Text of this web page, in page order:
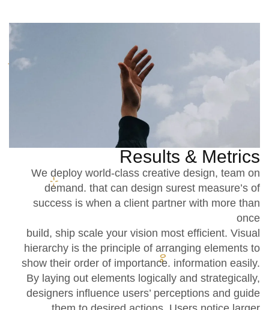
Results & Metrics
We deploy world-class creative design, team on
demand. that can design surest measure’s of
success is when a client partner with more than
once
build, ship scale your vision most efficient. Visual
hierarchy is the principle of arranging elements to
show their order of importance. information easily.
By laying out elements logically and strategically,
designers influence users’ perceptions and guide